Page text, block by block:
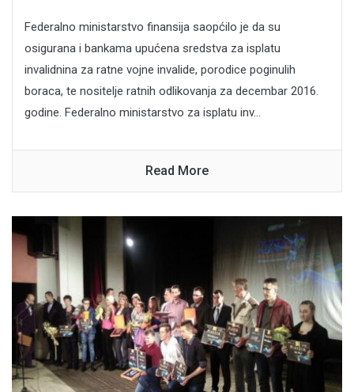
Federalno ministarstvo finansija saopćilo je da su
osigurana i bankama upućena sredstva za isplatu
invalidnina za ratne vojne invalide, porodice poginulih
boraca, te nositelje ratnih odlikovanja za decembar 2016.
godine. Federalno ministarstvo za isplatu inv...
Read More